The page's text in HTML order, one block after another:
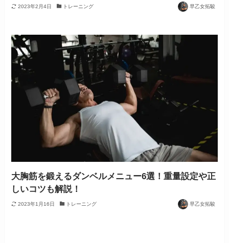
2023年2月4日 トレーニング 早乙女拓駿
大胸筋を鍛えるダンベルメニュー6選！重量設定や正
しいコツも解説！
2023年1月16日 トレーニング 早乙女拓駿